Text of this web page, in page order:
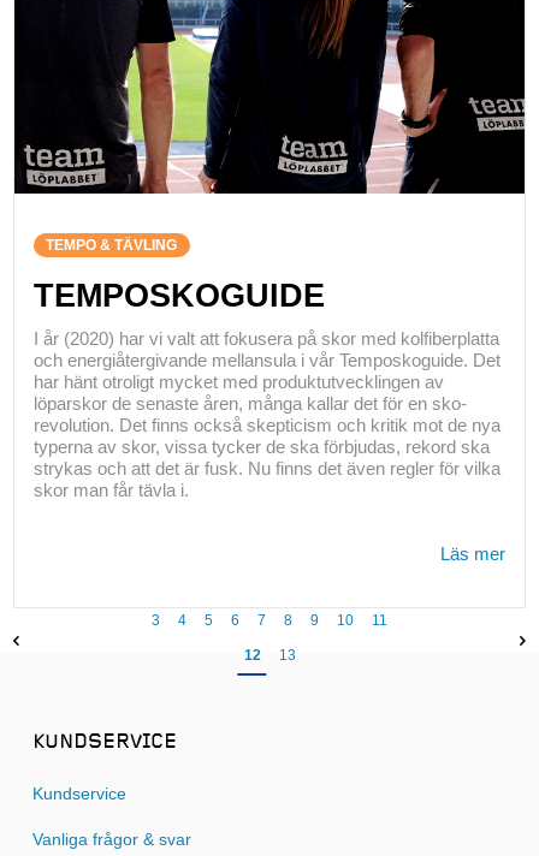
TEMPO & TÄVLING
TEMPOSKOGUIDE
I år (2020) har vi valt att fokusera på skor med kolfiberplatta
och energiåtergivande mellansula i vår Temposkoguide. Det
har hänt otroligt mycket med produktutvecklingen av
löparskor de senaste åren, många kallar det för en sko-
revolution. Det finns också skepticism och kritik mot de nya
typerna av skor, vissa tycker de ska förbjudas, rekord ska
strykas och att det är fusk. Nu finns det även regler för vilka
skor man får tävla i.
Läs mer
3 4 5 6 7 8 9 10 11
12 13
KUNDSERVICE
Kundservice
Vanliga frågor & svar